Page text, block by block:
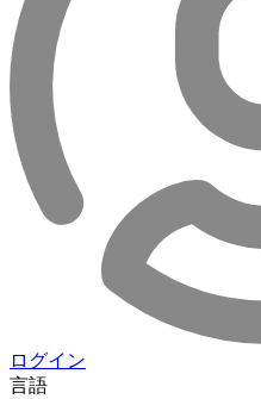
ログイン
言語